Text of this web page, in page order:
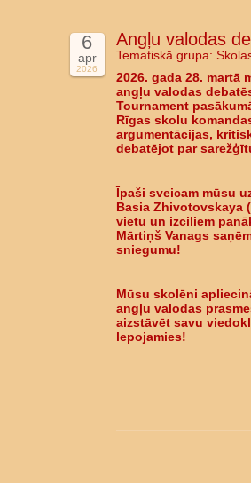
6
apr
2026
Angļu valodas
Tematiskā grupa:
2026. gada 28. martā
angļu valodas
Tournament
Rīgas skolu
argumentācijas,
debatējot par
Īpaši sveicam mūsu
Basia Zhivotovskaya
vietu un izciliem
Mārtiņš Vanags
sniegumu!
Mūsu skolēni
angļu valodas
aizstāvēt savu
lepojamies!